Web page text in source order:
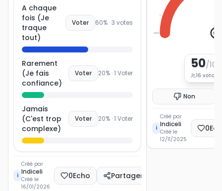
A chaque
fois (Je
traque
tout)
Voter 60% ·3 votes
Rarement
(Je fais
confiance)
Voter 20% ·1 Voter
Jamais
(C'est trop
complexe)
Voter 20% ·1 Voter
i
Créé par
Indiceli
Créé le
16/01/2026
0Echo Partager
50/100
16
Non
i
Créé par
Indiceli
Créé le
12/11/2025
0